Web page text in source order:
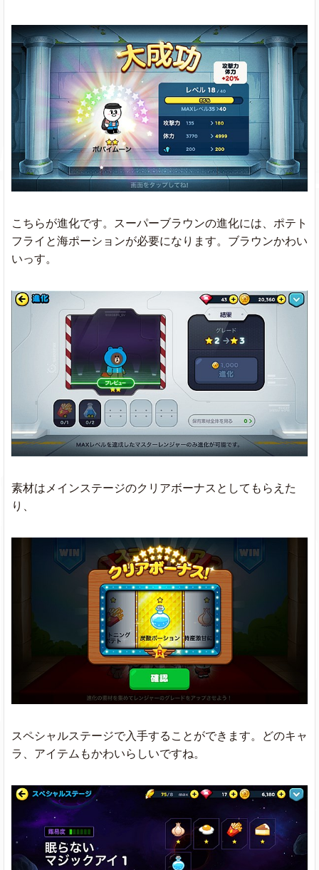
こちらが進化です。スーパーブラウンの進化には、ポテト
フライと海ポーションが必要になります。ブラウンかわい
いっす。
素材はメインステージのクリアボーナスとしてもらえた
り、
スペシャルステージで入手することができます。どのキャ
ラ、アイテムもかわいらしいですね。